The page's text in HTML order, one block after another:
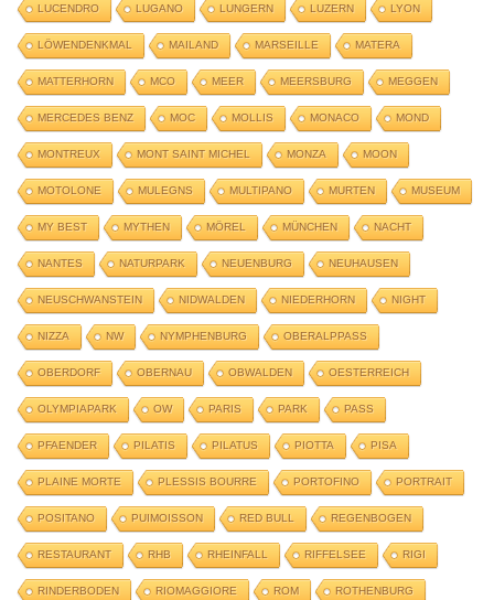
LUCENDRO LUGANO LUNGERN LUZERN LYON
LÖWENDENKMAL MAILAND MARSEILLE MATERA
MATTERHORN MCO MEER MEERSBURG MEGGEN
MERCEDES BENZ MOC MOLLIS MONACO MOND
MONTREUX MONT SAINT MICHEL MONZA MOON
MOTOLONE MULEGNS MULTIPANO MURTEN MUSEUM
MY BEST MYTHEN MÖREL MÜNCHEN NACHT
NANTES NATURPARK NEUENBURG NEUHAUSEN
NEUSCHWANSTEIN NIDWALDEN NIEDERHORN NIGHT
NIZZA NW NYMPHENBURG OBERALPPASS
OBERDORF OBERNAU OBWALDEN OESTERREICH
OLYMPIAPARK OW PARIS PARK PASS
PFAENDER PILATIS PILATUS PIOTTA PISA
PLAINE MORTE PLESSIS BOURRE PORTOFINO PORTRAIT
POSITANO PUIMOISSON RED BULL REGENBOGEN
RESTAURANT RHB RHEINFALL RIFFELSEE RIGI
RINDERBODEN RIOMAGGIORE ROM ROTHENBURG